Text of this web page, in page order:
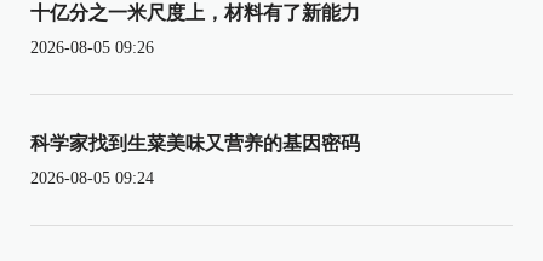
十亿分之一米尺度上，材料有了新能力
2026-08-05 09:26
科学家找到生菜美味又营养的基因密码
2026-08-05 09:24